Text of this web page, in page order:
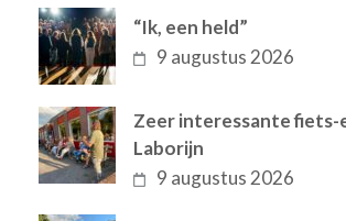
“Ik, een held”
9 augustus 2026
Zeer interessante fiets-
Laborijn
9 augustus 2026